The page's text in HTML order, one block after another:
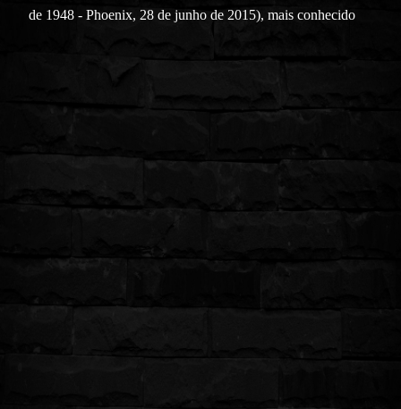
de 1948 - Phoenix, 28 de junho de 2015), mais conhecido